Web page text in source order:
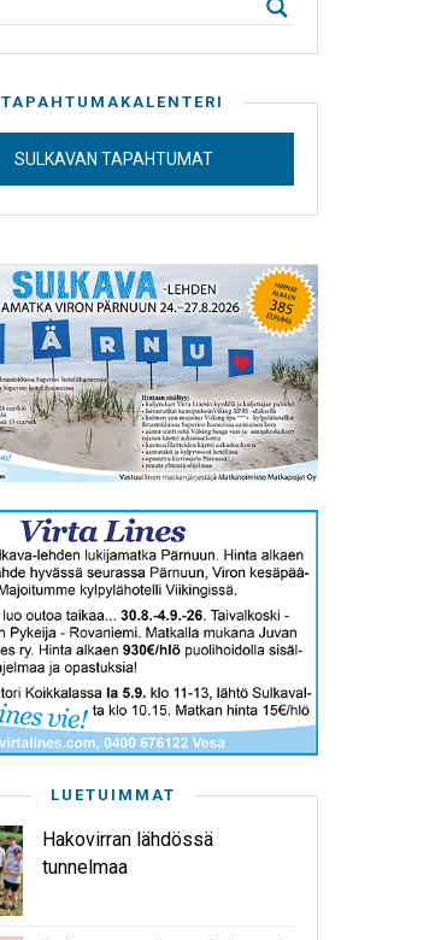
TAPAHTUMAKALENTERI
SULKAVAN TAPAHTUMAT
LUETUIMMAT
Hakovirran lähdössä
tunnelmaa